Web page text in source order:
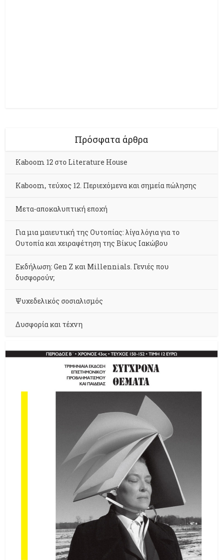
Πρόσφατα άρθρα
Kaboom 12 στο Literature House
Kaboom, τεύχος 12. Περιεχόμενα και σημεία πώλησης
Μετα-αποκαλυπτική εποχή
Για μια μαιευτική της Ουτοπίας: λίγα λόγια για το
Ουτοπία και χειραφέτηση της Βίκυς Ιακώβου
Εκδήλωση: Gen Z και Millennials. Γενιές που
δυσφορούν;
Ψυχεδελικός σοσιαλισμός
Δυσφορία και τέχνη